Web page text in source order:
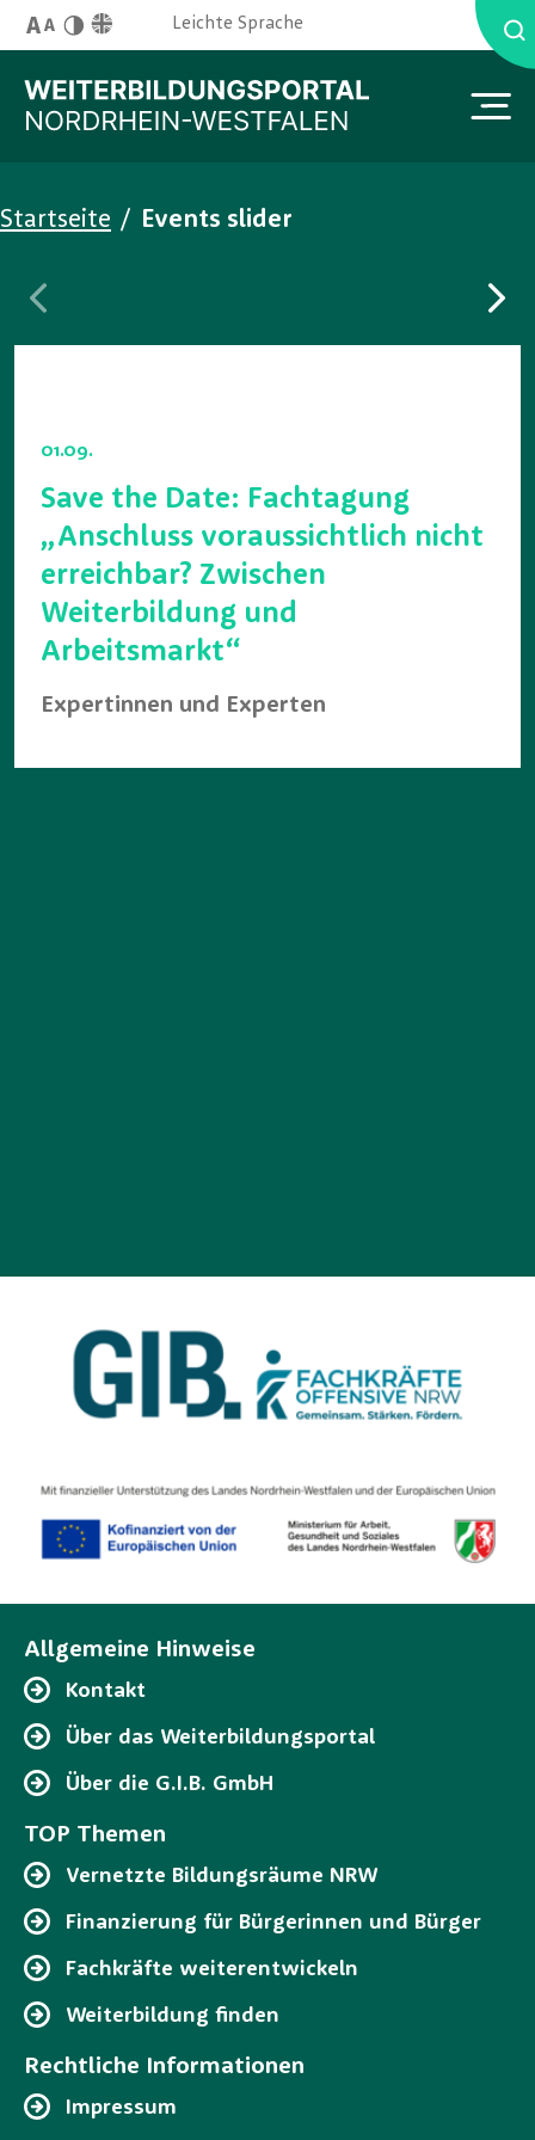
Skip to main content
Schriftgröße
Kontrast
English SiteLeichte Sprache
You are here:
Startseite / Events slider
01.09.
Save the Date: Fachtagung
„Anschluss voraussichtlich nicht
erreichbar? Zwischen
Weiterbildung und
Arbeitsmarkt“
Expertinnen und Experten
Allgemeine Hinweise
Kontakt
Über das Weiterbildungsportal
Über die G.I.B. GmbH
TOP Themen
Vernetzte Bildungsräume NRW
Finanzierung für Bürgerinnen und Bürger
Fachkräfte weiterentwickeln
Weiterbildung finden
Rechtliche Informationen
Impressum